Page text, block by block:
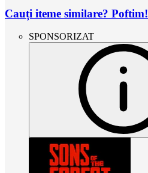
Cauți iteme similare? Poftim!
SPONSORIZAT